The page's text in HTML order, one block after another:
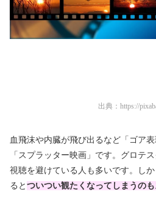
出典： https://
血飛沫や内臓が飛び出るなど「ゴア
「スプラッター映画」です。グロテ
視聴を避けている人も多いです。し
ると ついつい観たくなってしまう の